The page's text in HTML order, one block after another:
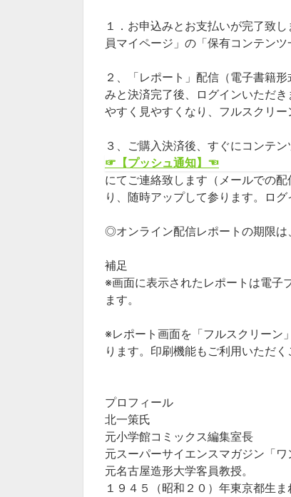
１．お申込みとお支払いが完了致
員マイページ」の「保有コンテン
２、「レポート」配信（電子書籍
みと決済完了後、ログインいただ
やすく見やすくなり、フルスクリ
３、ご購入決済後、すぐにコンテ
☞【プッシュ通知】☜
にてご連絡致します（メールでの
り、随時アップして参ります。ロ
◎オンライン配信レポートの期限は
補足
※画面に表示されたレポートは電子
ます。
※レポート画面を「フルスクリーン
ります。印刷機能もご利用いただく
プロフィール
北一策氏
元小学館コミックス編集室長
元スーパーサイエンスマガジン「
元名古屋造形大学客員教授。
１９４５（昭和２０）年東京都生ま